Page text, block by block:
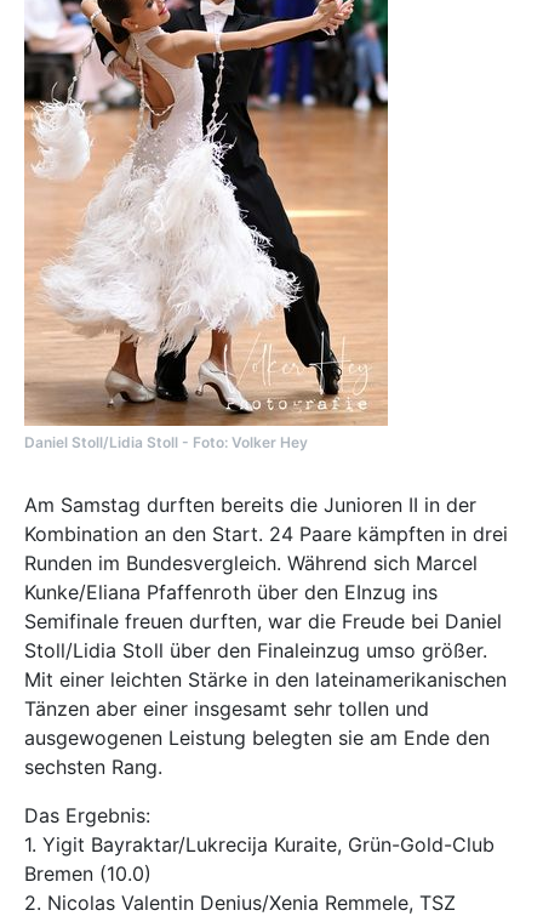
Daniel Stoll/Lidia Stoll - Foto: Volker Hey
Am Samstag durften bereits die Junioren II in der
Kombination an den Start. 24 Paare kämpften in drei
Runden im Bundesvergleich. Während sich Marcel
Kunke/Eliana Pfaffenroth über den EInzug ins
Semifinale freuen durften, war die Freude bei Daniel
Stoll/Lidia Stoll über den Finaleinzug umso größer.
Mit einer leichten Stärke in den lateinamerikanischen
Tänzen aber einer insgesamt sehr tollen und
ausgewogenen Leistung belegten sie am Ende den
sechsten Rang.
Das Ergebnis:
1. Yigit Bayraktar/Lukrecija Kuraite, Grün-Gold-Club
Bremen (10.0)
2. Nicolas Valentin Denius/Xenia Remmele, TSZ